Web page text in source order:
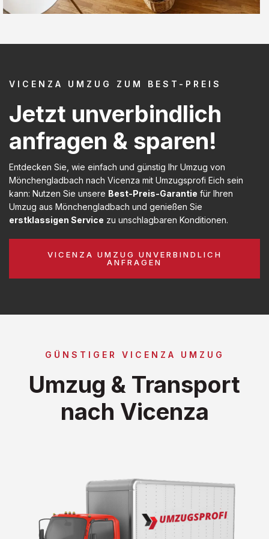
VICENZA UMZUG ZUM BEST-PREIS
Jetzt unverbindlich
anfragen & sparen!
Entdecken Sie, wie einfach und günstig Ihr Umzug von
Mönchengladbach nach Vicenza mit Umzugsprofi Eich sein
kann: Nutzen Sie unsere Best-Preis-Garantie für Ihren
Umzug aus Mönchengladbach und genießen Sie
erstklassigen Service zu unschlagbaren Konditionen.
VICENZA UMZUG UNVERBINDLICH
ANFRAGEN
GÜNSTIGER VICENZA UMZUG
Umzug & Transport
nach Vicenza